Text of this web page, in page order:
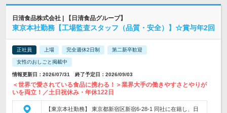
日清食品株式会社 | 【日清食品グループ】
東京本社勤務【工場監査スタッフ（品質・安全）】☆賞与年2回
正社員 上場 完全週休2日制 第二新卒歓迎
女性のおしごと掲載中
情報更新日：2026/07/31 終了予定日：2026/09/03
＜世界で愛されている食品に携わる！＞業界大手の働きやすさとやりが
いを両立！／土日祝休み・年休122日
【東京本社勤務】 東京都新宿区新宿6-28-1 同社に在籍し、日